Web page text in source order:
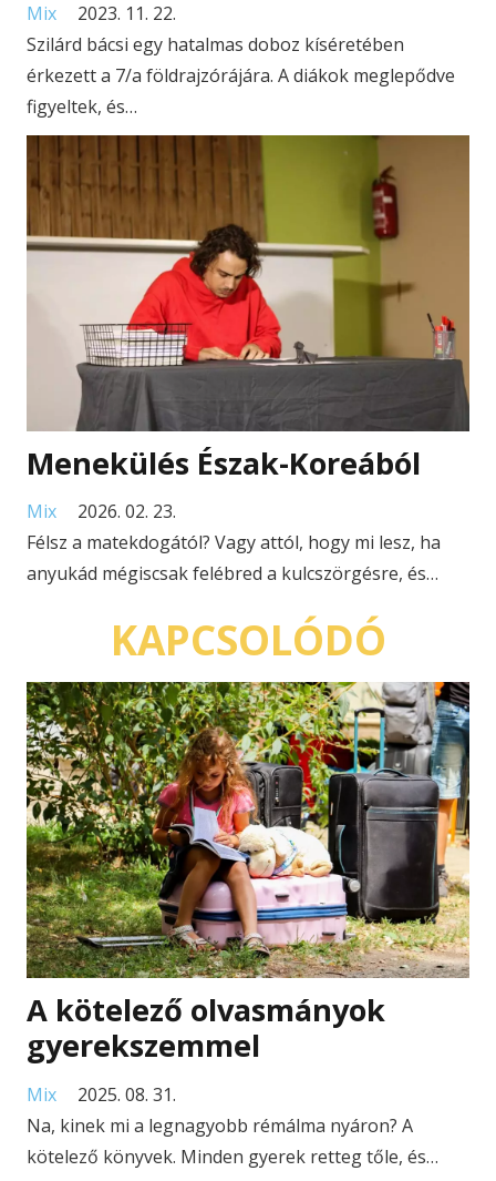
Mix
2023. 11. 22.
Szilárd bácsi egy hatalmas doboz kíséretében
érkezett a 7/a földrajzórájára. A diákok meglepődve
figyeltek, és…
Menekülés Észak-Koreából
Mix
2026. 02. 23.
Félsz a matekdogától? Vagy attól, hogy mi lesz, ha
anyukád mégiscsak felébred a kulcszörgésre, és…
KAPCSOLÓDÓ
A kötelező olvasmányok
gyerekszemmel
Mix
2025. 08. 31.
Na, kinek mi a legnagyobb rémálma nyáron? A
kötelező könyvek. Minden gyerek retteg tőle, és…